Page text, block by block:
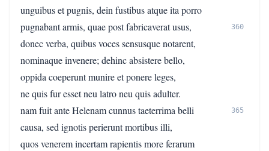
unguibus et pugnis, dein fustibus atque ita porro
pugnabant armis, quae post fabricaverat usus,
360
donec verba, quibus voces sensusque notarent,
nominaque invenere; dehinc absistere bello,
oppida coeperunt munire et ponere leges,
ne quis fur esset neu latro neu quis adulter.
nam fuit ante Helenam cunnus taeterrima belli
365
causa, sed ignotis perierunt mortibus illi,
quos venerem incertam rapientis more ferarum